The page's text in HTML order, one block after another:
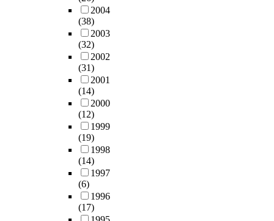
2004
(38)
2003
(32)
2002
(31)
2001
(14)
2000
(12)
1999
(19)
1998
(14)
1997
(6)
1996
(17)